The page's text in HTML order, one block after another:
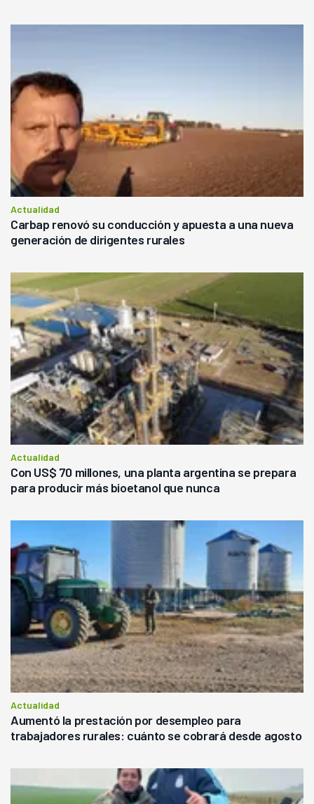
Actualidad
Carbap renovó su conducción y apuesta a una nueva
generación de dirigentes rurales
Actualidad
Con US$ 70 millones, una planta argentina se prepara
para producir más bioetanol que nunca
Actualidad
Aumentó la prestación por desempleo para
trabajadores rurales: cuánto se cobrará desde agosto